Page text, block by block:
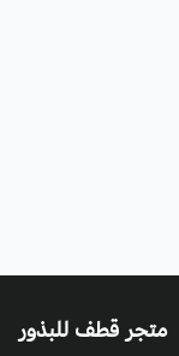
متجر قطف للبذور